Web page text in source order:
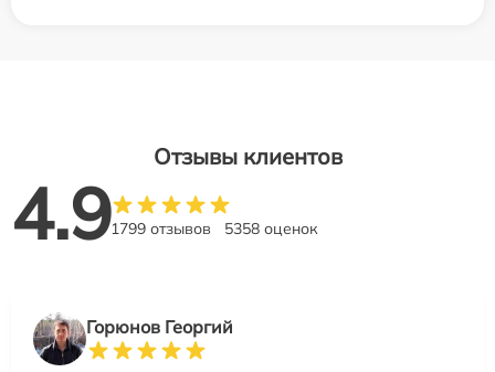
Отзывы клиентов
4.91799 отзывов 5358 оценок
Горюнов Георгий